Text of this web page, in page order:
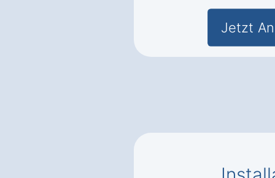
Jetzt